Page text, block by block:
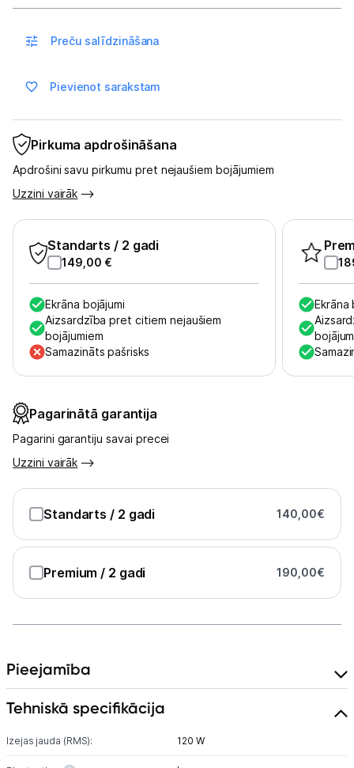
Kontakti
Informācija
Preču salīdzināšana
Pievienot sarakstam
Pirkuma apdrošināšana
Apdrošini savu pirkumu pret nejaušiem bojājumiem
Uzzini vairāk
Standarts / 2 gadi
149,00 €
Ekrāna bojājumi
Aizsardzība pret citiem nejaušiem
bojājumiem
Samazināts pašrisks
Ekrāna
Pagarinātā garantija
Pagarini garantiju savai precei
Uzzini vairāk
Standarts / 2 gadi 140,00€
Premium / 2 gadi 190,00€
Pieejamība
Tehniskā specifikācija
Izejas jauda (RMS): 120 W